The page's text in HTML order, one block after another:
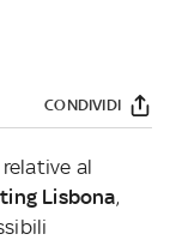
CONDIVIDI
al
Lisbona,